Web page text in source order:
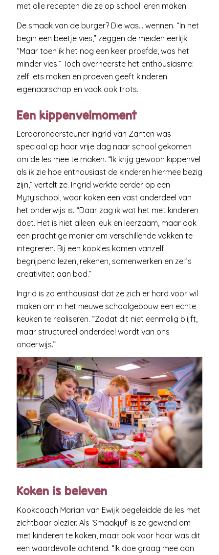
met alle recepten die ze op school leren maken.
De smaak van de burger? Die was… wennen. “In het
begin een beetje vies,” zeggen de meiden eerlijk.
“Maar toen ik het nog een keer proefde, was het
minder vies.” Toch overheerste het enthousiasme:
zelf iets maken en proeven geeft kinderen
eigenaarschap en vaak ook trots.
Een kippenvelmoment
Leraarondersteuner Ingrid van Zanten was
speciaal op haar vrije dag naar school gekomen
om de les mee te maken. “Ik krijg gewoon kippenvel
als ik zie hoe enthousiast de kinderen hiermee bezig
zijn,” vertelt ze. Ingrid werkte eerder op een
Mytylschool, waar koken een vast onderdeel van
het onderwijs is. “Daar zag ik wat het met kinderen
doet. Het is niet alleen leuk en leerzaam, maar ook
een prachtige manier om verschillende vakken te
integreren. Bij een kookles komen vanzelf
begrijpend lezen, rekenen, samenwerken en zelfs
creativiteit aan bod.”
Ingrid is zo enthousiast dat ze zich er hard voor wil
maken om in het nieuwe schoolgebouw een echte
keuken te realiseren. “Zodat dit niet eenmalig blijft,
maar structureel onderdeel wordt van ons
onderwijs.”
Koken is beleven
Kookcoach Marian van Ewijk begeleidde de les met
zichtbaar plezier. Als ‘Smaakjuf’ is ze gewend om
met kinderen te koken, maar ook voor haar was dit
een waardevolle ochtend. “Ik doe graag mee aan